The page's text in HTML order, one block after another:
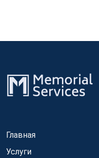
Главная
Услуги